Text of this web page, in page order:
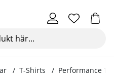
T-Shirts Performance